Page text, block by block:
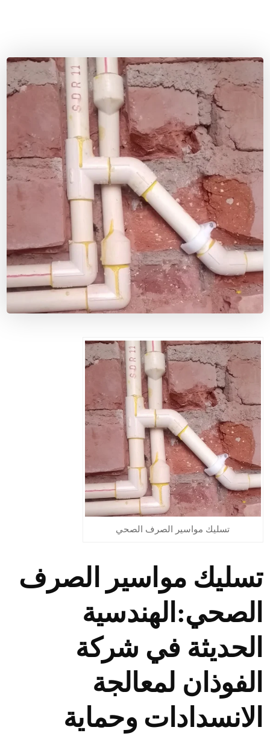
تسليك مواسير الصرف الصحي
تسليك مواسير الصرف
الصحي:الهندسية
الحديثة في شركة
الفوذان لمعالجة
الانسدادات وحماية